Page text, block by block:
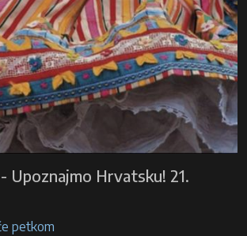
- Upoznajmo Hrvatsku! 21.
petkom